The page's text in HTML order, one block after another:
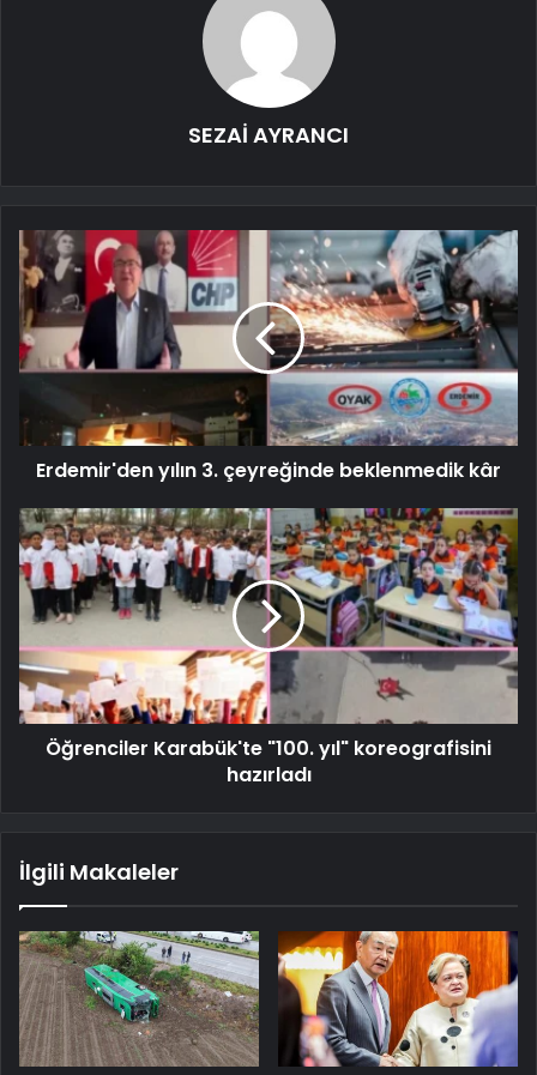
SEZAİ AYRANCI
Erdemir'den yılın 3. çeyreğinde beklenmedik kâr
Öğrenciler Karabük'te "100. yıl" koreografisini
hazırladı
İlgili Makaleler